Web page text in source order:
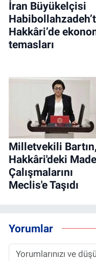
İran Büyükelçisi
Hakkâri’de
temasları
Milletvekili Bartın,
Hakkâri'deki
Çalışmalarını
Meclis'e Taşıdı
Yorumlar